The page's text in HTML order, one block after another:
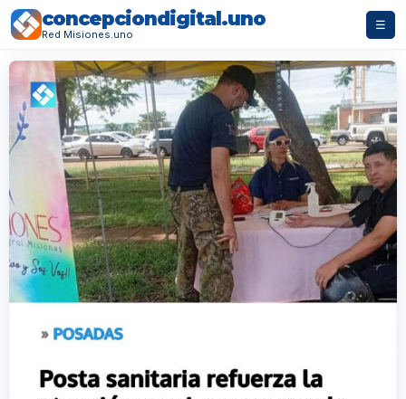
concepciondigital.uno
Red Misiones.uno
☰